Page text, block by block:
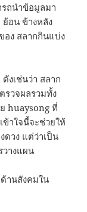
รถนำข้อมูลมา
ย้อน ข้างหลัง
อง สลากกินแบ่ง
งเช่นว่า สลาก
รวจผลรวมทั้ง
huaysong ที่
ข้าใจนี้จะช่วยให้
ดวง แต่ว่าเป็น
วางแผน
านสังคมใน